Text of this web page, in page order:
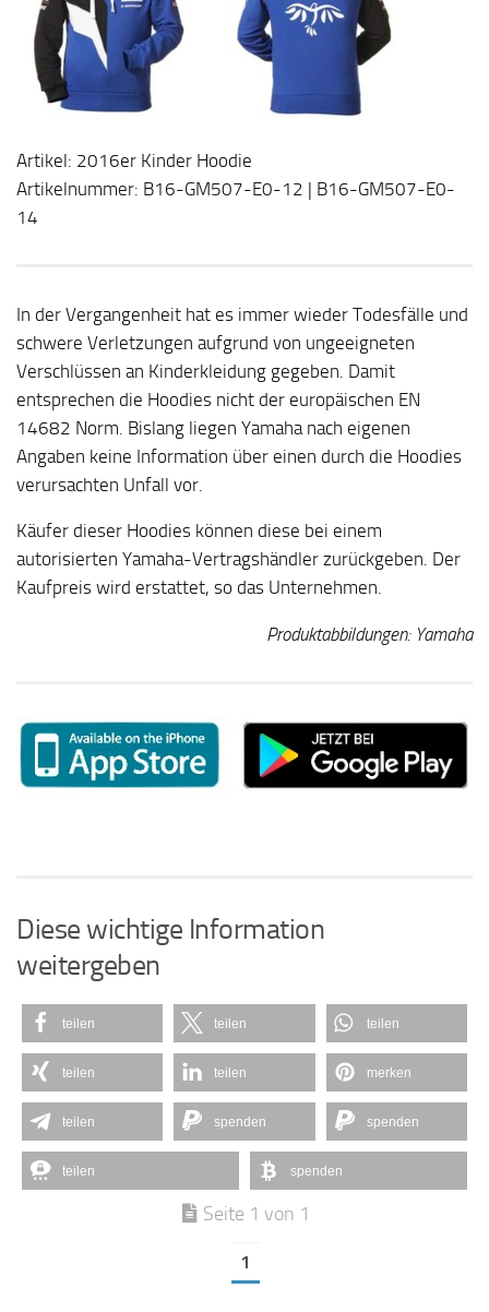
Artikel: 2016er Kinder Hoodie
Artikelnummer: B16-GM507-E0-12 | B16-GM507-E0-
14
In der Vergangenheit hat es immer wieder Todesfälle und
schwere Verletzungen aufgrund von ungeeigneten
Verschlüssen an Kinderkleidung gegeben. Damit
entsprechen die Hoodies nicht der europäischen EN
14682 Norm. Bislang liegen Yamaha nach eigenen
Angaben keine Information über einen durch die Hoodies
verursachten Unfall vor.
Käufer dieser Hoodies können diese bei einem
autorisierten Yamaha-Vertragshändler zurückgeben. Der
Kaufpreis wird erstattet, so das Unternehmen.
Produktabbildungen: Yamaha
Diese wichtige Information
weitergeben
teilen teilen teilen
teilen teilen merken
teilen spenden spenden
teilen spenden
Seite 1 von 1
1